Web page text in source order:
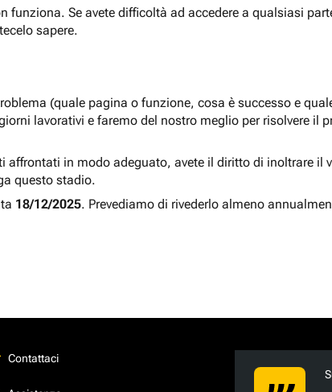
Se avete difficoltà ad accedere a qualsiasi
sapere.
(quale pagina o funzione, cosa è successo e
lavorativi e faremo del nostro meglio per risolvere il
in modo adeguato, avete il diritto di inoltrare il
questo stadio.
18/12/2025. Prevediamo di rivederlo almeno
Contattaci